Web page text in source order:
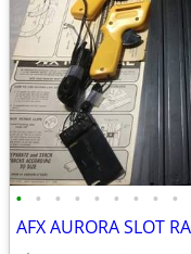
• • • • • • • • •